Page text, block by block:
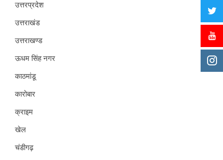
उत्तरप्रदेश
उत्तराखंड
उत्तराखण्ड
ऊधम सिंह नगर
काठमांडू
कारोबार
क्राइम
खेल
चंडीगढ़